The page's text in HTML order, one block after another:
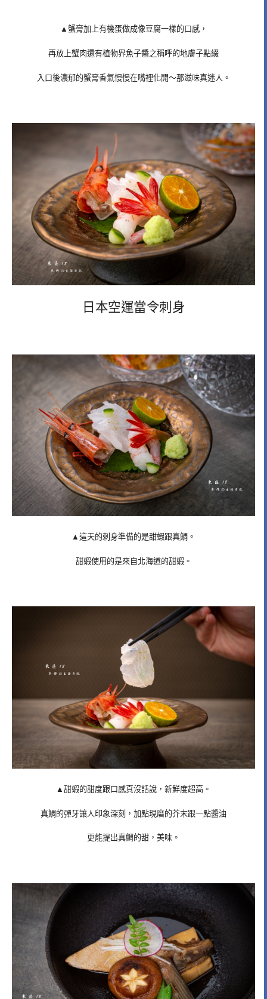
▲蟹膏加上有機蛋做成像豆腐一樣的口感，
再放上蟹肉還有植物界魚子醬之稱呼的地膚子點綴
入口後濃郁的蟹膏香氣慢慢在嘴裡化開～那滋味真迷人。
日本空運當令刺身
▲這天的刺身準備的是甜蝦跟真鯛。
甜蝦使用的是來自北海道的甜蝦。
▲甜蝦的甜度跟口感真沒話說，新鮮度超高。
真鯛的彈牙讓人印象深刻，加點現磨的芥末跟一點醬油
更能提出真鯛的甜，美味。